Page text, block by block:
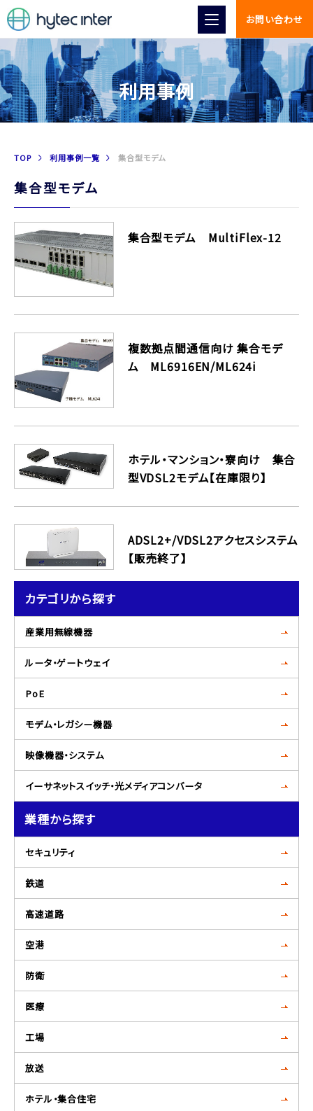
お問い合わせ
利用事例
TOP 利用事例一覧 集合型モデム
カテゴリから探す
産業用無線機器
ルータ・ゲートウェイ
PoE
モデム・レガシー機器
映像機器・システム
イーサネットスイッチ・光メディアコンバータ
業種から探す
セキュリティ
鉄道
高速道路
空港
防衛
医療
工場
放送
ホテル・集合住宅
集合型モデム
集合型モデム MultiFlex-12
複数拠点間通信向け 集合モデ
ム ML6916EN/ML624i
ホテル・マンション・寮向け 集合
型VDSL2モデム【在庫限り】
ADSL2+/VDSL2アクセスシステム
【販売終了】